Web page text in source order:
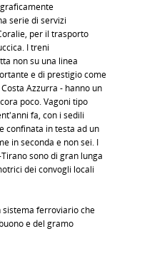
serie di servizi
per il trasporto
I treni
non su una linea
e di prestigio come
Azzurra - hanno un
poco. Vagoni tipo
fa, con i sedili
confinata in testa ad un
in seconda e non sei. I
sono di gran lunga
dei convogli locali
sistema ferroviario che
e del gramo